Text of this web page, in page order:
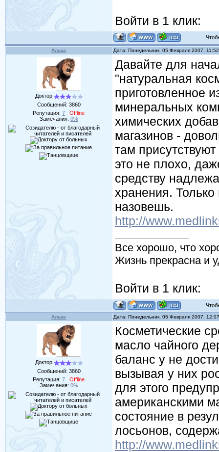
Войти в 1 клик:
Алька Дата: Понедельник, 05 Февраля 2007,
Доктор
Сообщений: 3860
Репутация:7
Offline
Замечания: 0%
Давайте для
"натуральная
приготовленное
минеральных
химических
магазинов -
там
это не плохо,
средству
хранения.
назовешь.
http://
Все хорошо, что
Жизнь прекрасна и
Войти в 1 клик:
Алька Дата: Понедельник, 05 Февраля 2007,
Доктор
Сообщений: 3860
Репутация:7
Offline
Замечания: 0%
Косметические
масло чайного
баланс у не
вызывая у них
для этого
американскими
состояние в
лосьонов,
http://